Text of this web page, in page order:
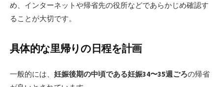
め、インターネットや帰省先の役所などであらかじめ確認す
ることが大切です。
具体的な里帰りの日程を計画
一般的には、 妊娠後期の中頃である妊娠34〜35週ごろの帰省